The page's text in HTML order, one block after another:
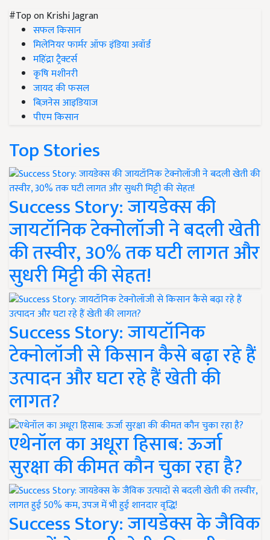
#Top on Krishi Jagran
सफल किसान
मिलेनियर फार्मर ऑफ इंडिया अवॉर्ड
महिंद्रा ट्रैक्टर्स
कृषि मशीनरी
जायद की फसल
बिज़नेस आइडियाज
पीएम किसान
Top Stories
Success Story: जायडेक्स की
जायटॉनिक टेक्नोलॉजी ने बदली खेती
की तस्वीर, 30% तक घटी लागत और
सुधरी मिट्टी की सेहत!
Success Story: जायटॉनिक
टेक्नोलॉजी से किसान कैसे बढ़ा रहे हैं
उत्पादन और घटा रहे हैं खेती की
लागत?
एथेनॉल का अधूरा हिसाब: ऊर्जा
सुरक्षा की कीमत कौन चुका रहा है?
Success Story: जायडेक्स के जैविक